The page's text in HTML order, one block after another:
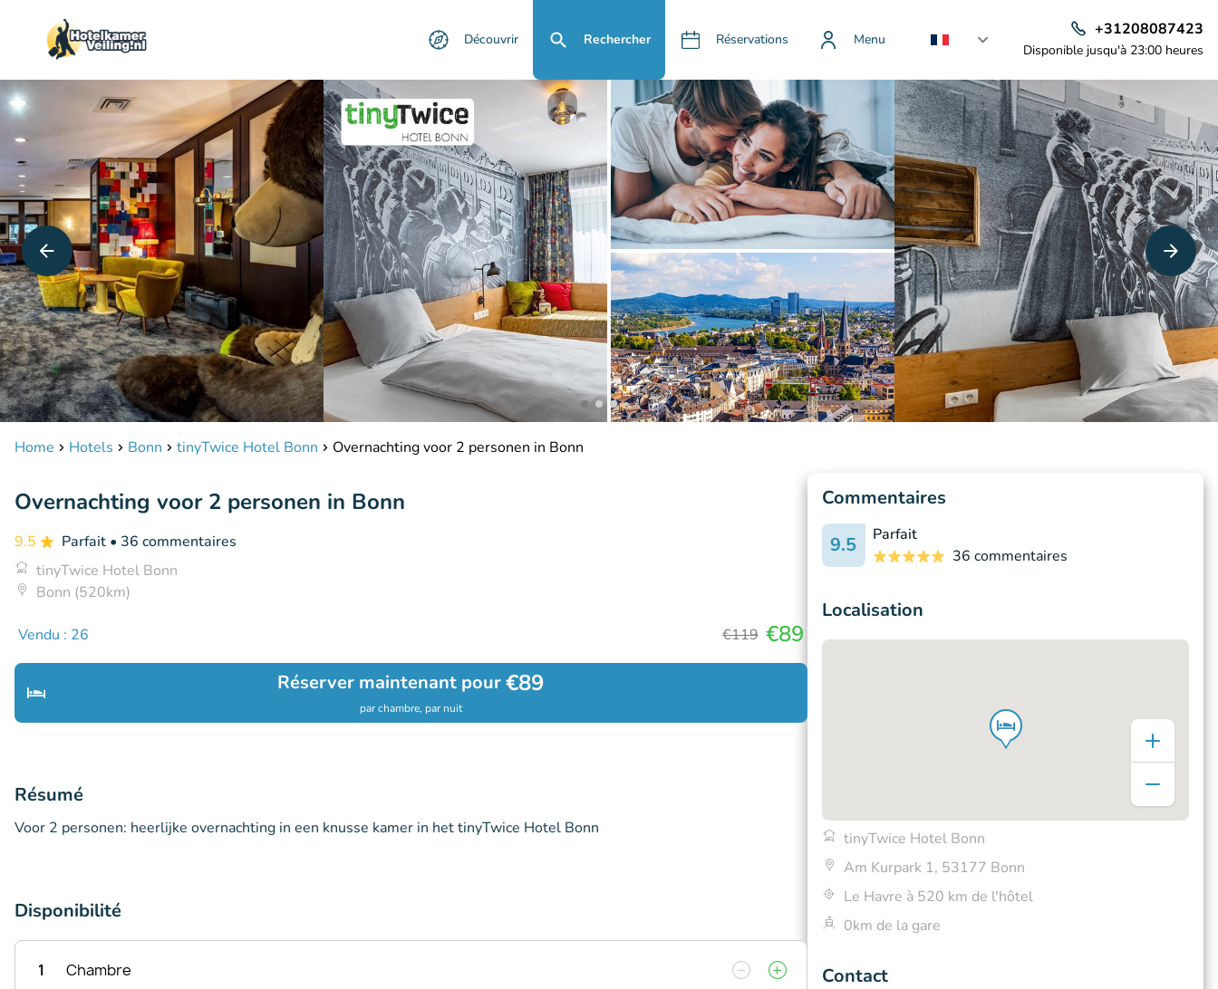
Découvrir Rechercher Réservations Menu
+31208087423
Disponible jusqu'à 23:00 heures
Home Hotels Bonn tinyTwice Hotel Bonn Overnachting voor 2 personen in Bonn
Overnachting voor 2 personen in Bonn
9.5 Parfait • 36 commentaires
tinyTwice Hotel Bonn
Bonn (520km)
Vendu : 26 €119 €89
Réserver maintenant pour€89
par chambre, par nuit
Résumé
Voor 2 personen: heerlijke overnachting in een knusse kamer in het tinyTwice Hotel Bonn
Disponibilité
1 Chambre
Commentaires
9.5
Parfait
36 commentaires
Localisation
tinyTwice Hotel Bonn
Am Kurpark 1, 53177 Bonn
Le Havre à 520 km de l'hôtel
0km de la gare
Contact